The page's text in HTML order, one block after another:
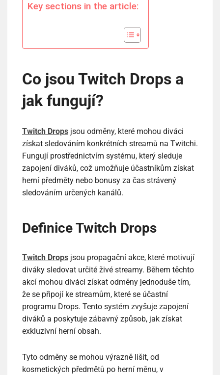
Key sections in the article:
Co jsou Twitch Drops a
jak fungují?
Twitch Drops jsou odměny, které mohou diváci
získat sledováním konkrétních streamů na Twitchi.
Fungují prostřednictvím systému, který sleduje
zapojení diváků, což umožňuje účastníkům získat
herní předměty nebo bonusy za čas strávený
sledováním určených kanálů.
Definice Twitch Drops
Twitch Drops jsou propagační akce, které motivují
diváky sledovat určité živé streamy. Během těchto
akcí mohou diváci získat odměny jednoduše tím,
že se připojí ke streamům, které se účastní
programu Drops. Tento systém zvyšuje zapojení
diváků a poskytuje zábavný způsob, jak získat
exkluzivní herní obsah.
Tyto odměny se mohou výrazně lišit, od
kosmetických předmětů po herní měnu, v